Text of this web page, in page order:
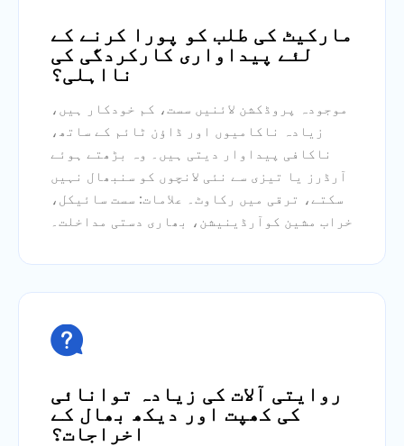
مارکیٹ کی طلب کو پورا کرنے کے
لئے پیداواری کارکردگی کی
نااہلی؟
موجودہ پروڈکشن لائنیں سست، کم خودکار ہیں،
زیادہ ناکامیوں اور ڈاؤن ٹائم کے ساتھ،
ناکافی پیداوار دیتی ہیں۔ وہ بڑھتے ہوئے
آرڈرز یا تیزی سے نئی لانچوں کو سنبھال نہیں
سکتے، ترقی میں رکاوٹ۔ علامات: سست سائیکل،
خراب مشین کوآرڈینیشن، بھاری دستی مداخلت۔

روایتی آلات کی زیادہ توانائی
کی کھپت اور دیکھ بھال کے
اخراجات؟